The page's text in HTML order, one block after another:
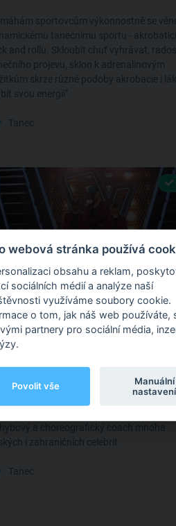
sportovcům výkonnostně se
tanečnímu sportu -
and rollu. Skloubit chuť vyhrávat,
projevu, sklon k adrenalinovým
skrze různé podoby akrobacie i
svou energii".
Tanec
0 hodnocení
Sanchez
i zahraničních celebrit.
Tanec
webová stránka používá
obsahu a reklam,
sociálních médií a analýze naší
využíváme soubory cookie.
o tom, jak náš web používáte,
partnery pro sociální média,
Povolit vše
Manuální
nastavení